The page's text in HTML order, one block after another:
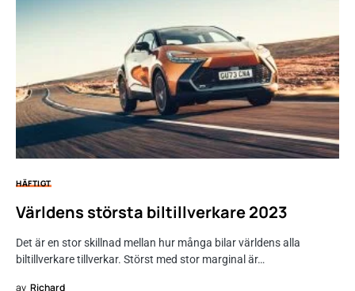
HÄFTIGT
Världens största biltillverkare 2023
Det är en stor skillnad mellan hur många bilar världens alla
biltillverkare tillverkar. Störst med stor marginal är…
av Richard